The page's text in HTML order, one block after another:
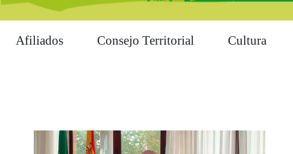
Afiliados Consejo Territorial Cultura